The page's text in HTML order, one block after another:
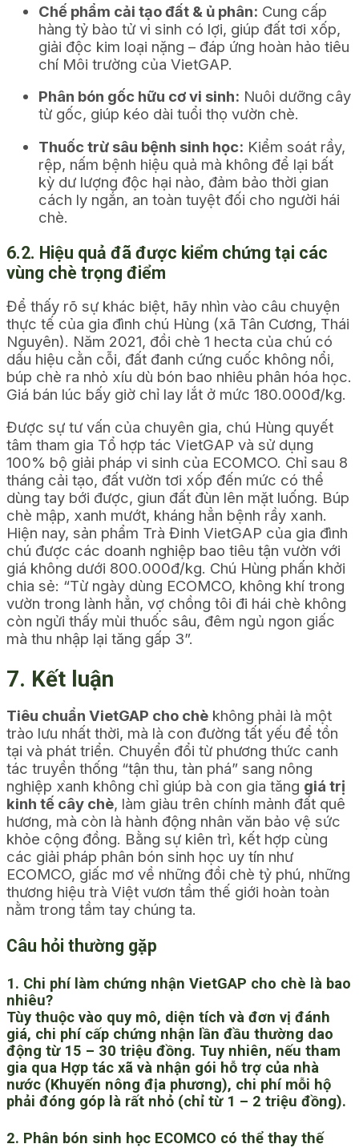
Chế phẩm cải tạo đất & ủ phân: Cung cấp
hàng tỷ bào tử vi sinh có lợi, giúp đất tơi xốp,
giải độc kim loại nặng – đáp ứng hoàn hảo tiêu
chí Môi trường của VietGAP.
Phân bón gốc hữu cơ vi sinh: Nuôi dưỡng cây
từ gốc, giúp kéo dài tuổi thọ vườn chè.
Thuốc trừ sâu bệnh sinh học: Kiểm soát rầy,
rệp, nấm bệnh hiệu quả mà không để lại bất
kỳ dư lượng độc hại nào, đảm bảo thời gian
cách ly ngắn, an toàn tuyệt đối cho người hái
chè.
6.2. Hiệu quả đã được kiểm chứng tại các
vùng chè trọng điểm
Để thấy rõ sự khác biệt, hãy nhìn vào câu chuyện
thực tế của gia đình chú Hùng (xã Tân Cương, Thái
Nguyên). Năm 2021, đồi chè 1 hecta của chú có
dấu hiệu cằn cỗi, đất đanh cứng cuốc không nổi,
búp chè ra nhỏ xíu dù bón bao nhiêu phân hóa học.
Giá bán lúc bấy giờ chỉ lay lắt ở mức 180.000đ/kg.
Được sự tư vấn của chuyên gia, chú Hùng quyết
tâm tham gia Tổ hợp tác VietGAP và sử dụng
100% bộ giải pháp vi sinh của ECOMCO. Chỉ sau 8
tháng cải tạo, đất vườn tơi xốp đến mức có thể
dùng tay bới được, giun đất đùn lên mặt luống. Búp
chè mập, xanh mướt, kháng hẳn bệnh rầy xanh.
Hiện nay, sản phẩm Trà Đinh VietGAP của gia đình
chú được các doanh nghiệp bao tiêu tận vườn với
giá không dưới 800.000đ/kg. Chú Hùng phấn khởi
chia sẻ: “Từ ngày dùng ECOMCO, không khí trong
vườn trong lành hẳn, vợ chồng tôi đi hái chè không
còn ngửi thấy mùi thuốc sâu, đêm ngủ ngon giấc
mà thu nhập lại tăng gấp 3”.
7. Kết luận
Tiêu chuẩn VietGAP cho chè không phải là một
trào lưu nhất thời, mà là con đường tất yếu để tồn
tại và phát triển. Chuyển đổi từ phương thức canh
tác truyền thống “tận thu, tàn phá” sang nông
nghiệp xanh không chỉ giúp bà con gia tăng giá trị
kinh tế cây chè, làm giàu trên chính mảnh đất quê
hương, mà còn là hành động nhân văn bảo vệ sức
khỏe cộng đồng. Bằng sự kiên trì, kết hợp cùng
các giải pháp phân bón sinh học uy tín như
ECOMCO, giấc mơ về những đồi chè tỷ phú, những
thương hiệu trà Việt vươn tầm thế giới hoàn toàn
nằm trong tầm tay chúng ta.
Câu hỏi thường gặp
1. Chi phí làm chứng nhận VietGAP cho chè là bao
nhiêu?
Tùy thuộc vào quy mô, diện tích và đơn vị đánh
giá, chi phí cấp chứng nhận lần đầu thường dao
động từ 15 – 30 triệu đồng. Tuy nhiên, nếu tham
gia qua Hợp tác xã và nhận gói hỗ trợ của nhà
nước (Khuyến nông địa phương), chi phí mỗi hộ
phải đóng góp là rất nhỏ (chỉ từ 1 – 2 triệu đồng).
2. Phân bón sinh học ECOMCO có thể thay thế